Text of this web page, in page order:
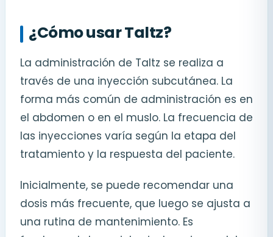
¿Cómo usar Taltz?
La administración de Taltz se realiza a
través de una inyección subcutánea. La
forma más común de administración es en
el abdomen o en el muslo. La frecuencia de
las inyecciones varía según la etapa del
tratamiento y la respuesta del paciente.
Inicialmente, se puede recomendar una
dosis más frecuente, que luego se ajusta a
una rutina de mantenimiento. Es